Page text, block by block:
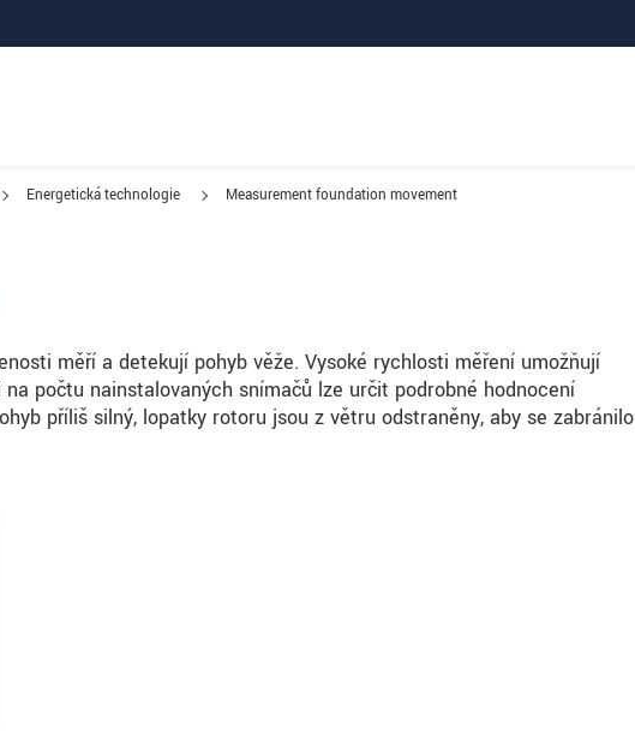
Energetická technologie Measurement foundation movement
měří a detekují pohyb věže. Vysoké rychlosti měření umožňují
počtu nainstalovaných snímačů lze určit podrobné hodnocení
příliš silný, lopatky rotoru jsou z větru odstraněny, aby se zabránilo